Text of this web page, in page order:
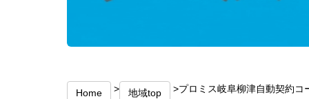
Home > 地域top >プロミス岐阜柳津自動契約コ